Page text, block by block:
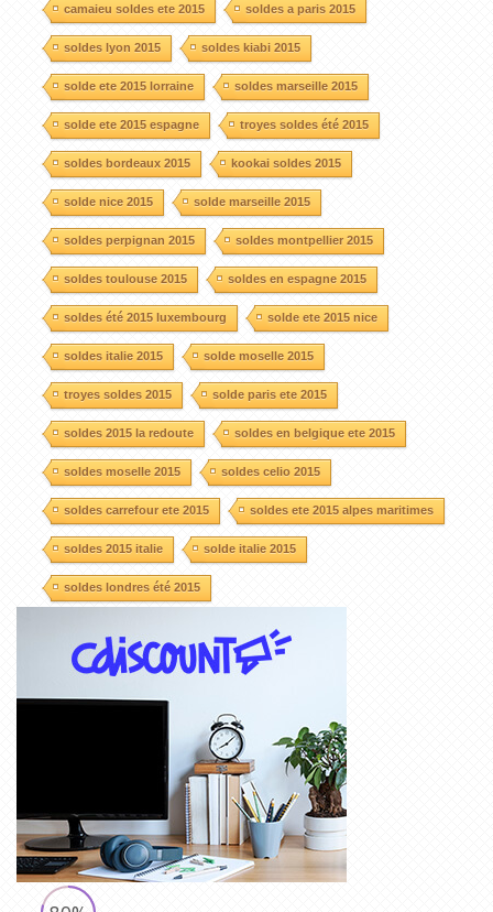
camaieu soldes ete 2015 soldes a paris 2015
soldes lyon 2015 soldes kiabi 2015
solde ete 2015 lorraine soldes marseille 2015
solde ete 2015 espagne troyes soldes été 2015
soldes bordeaux 2015 kookai soldes 2015
solde nice 2015 solde marseille 2015
soldes perpignan 2015 soldes montpellier 2015
soldes toulouse 2015 soldes en espagne 2015
soldes été 2015 luxembourg solde ete 2015 nice
soldes italie 2015 solde moselle 2015
troyes soldes 2015 solde paris ete 2015
soldes 2015 la redoute soldes en belgique ete 2015
soldes moselle 2015 soldes celio 2015
soldes carrefour ete 2015 soldes ete 2015 alpes maritimes
soldes 2015 italie solde italie 2015
soldes londres été 2015